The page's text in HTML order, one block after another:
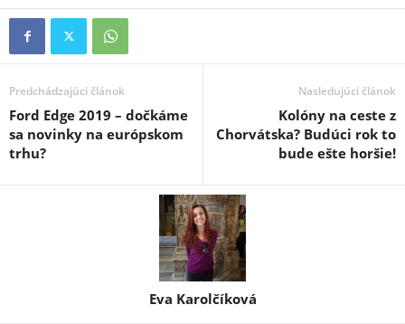
Predchádzajúci článok
Ford Edge 2019 – dočkáme
sa novinky na európskom
trhu?
Nasledujúci článok
Kolóny na ceste z
Chorvátska? Budúci rok to
bude ešte horšie!
Eva Karolčíková